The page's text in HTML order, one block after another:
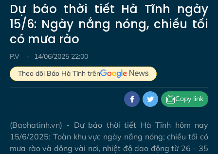
Dự báo thời tiết Hà Tĩnh ngày
15/6: Ngày nắng nóng, chiều tối
có mưa rào
P.V
14/06/2025 22:00
Theo dõi Báo Hà Tĩnh trên
Copy link
(Baohatinh.vn) - Dự báo thời tiết Hà Tĩnh hôm nay
15/6/2025: Toàn khu vực ngày nắng nóng; chiều tối có
mưa rào và dông vài nơi, nhiệt độ dao động từ 26 - 35